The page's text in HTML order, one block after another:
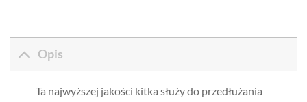
Opis
Ta najwyższej jakości kitka służy do przedłużania